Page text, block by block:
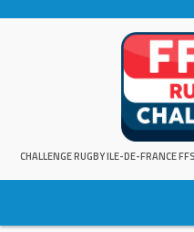
CHALLENGE RUGBY ILE-DE-FRANCE